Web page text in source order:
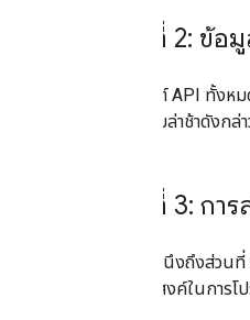
ส่วนที่ 2: ข้อ
ไคลเอ็นต์ API ทั้ง
หากความล่าช้าดังก
ส่วนที่ 3: กา
โดยไม่คำนึงถึงส่ว
วัตถุประสงค์ในกา